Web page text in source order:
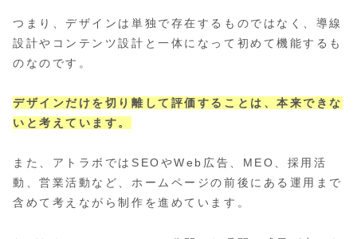
つまり、デザインは単独で存在するものではなく、導線
設計やコンテンツ設計と一体になって初めて機能するも
のなのです。
デザインだけを切り離して評価することは、本来できな
いと考えています。
また、アトラボではSEOやWeb広告、MEO、採用活
動、営業活動など、ホームページの前後にある運用まで
含めて考えながら制作を進めています。